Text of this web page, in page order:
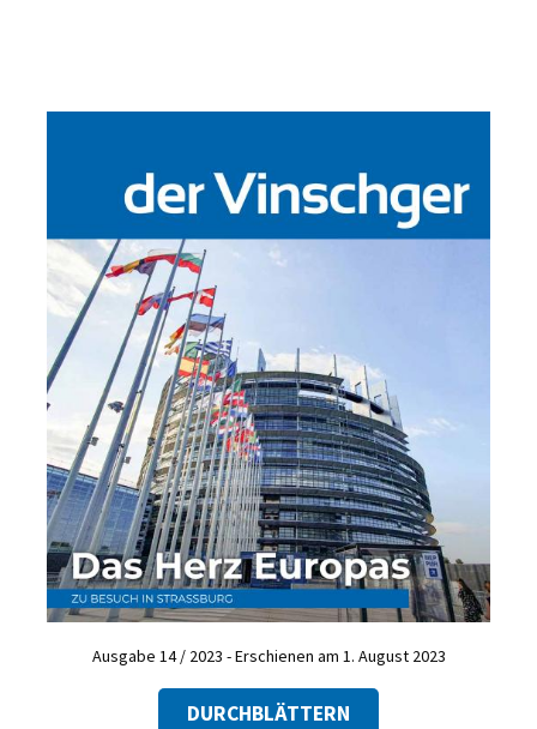
Ausgabe 14 / 2023 - Erschienen am 1. August 2023
DURCHBLÄTTERN